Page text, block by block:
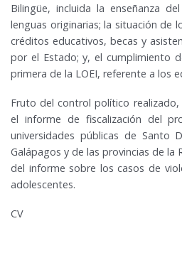
Bilingüe, incluida la enseñanza
lenguas originarias; la situación de
créditos educativos, becas y
por el Estado; y, el cumplimiento
primera de la LOEI, referente a los
Fruto del control político
el informe de fiscalización del
universidades públicas de Santo
Galápagos y de las provincias de la
del informe sobre los casos de
adolescentes.
CV